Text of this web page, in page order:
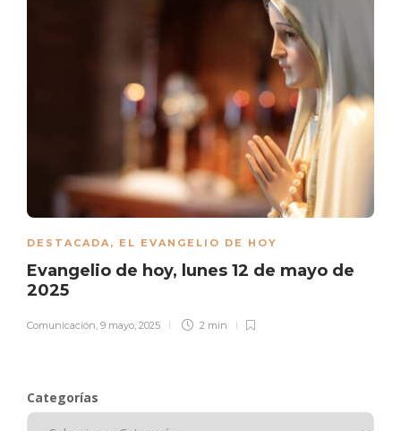
DESTACADA, EL EVANGELIO DE HOY
Evangelio de hoy, lunes 12 de mayo de
2025
Comunicación, 9 mayo, 2025 2 min
Categorías